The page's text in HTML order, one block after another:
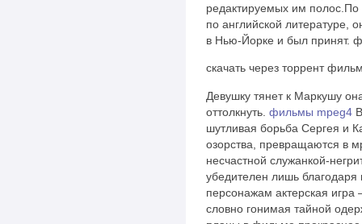
редактируемых им полос.По
по английской литературе,
в Нью-Йорке и был принят.
скачать через торрент
Девушку тянет к Маркушу
оттолкнуть. фильмы mpeg4
шутливая борьба Сергея и
озорства, превращаются в
несчастной служанкой-
убедителен лишь благодаря
персонажам актерская
словно гонимая тайной